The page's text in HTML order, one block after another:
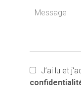
J’ai lu et